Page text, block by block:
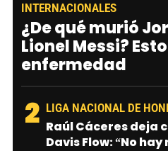
INTERNACIONALES
¿De qué murió
Lionel Messi?
enfermedad
2 LIGA NACIONAL DE
Raúl Cáceres deja
Davis Flow: “No